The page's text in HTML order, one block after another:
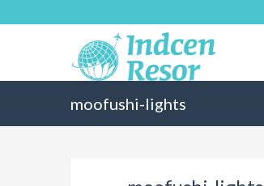
moofushi-lights